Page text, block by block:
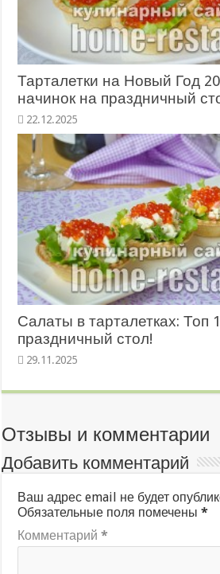
Тарталетки на Новый Год
начинок на праздничный
22.12.2025
Салаты в тарталетках: Топ
праздничный стол!
29.11.2025
Отзывы и комментарии
Добавить комментарий
Ваш адрес email не будет
Обязательные поля помечены*
Комментарий*